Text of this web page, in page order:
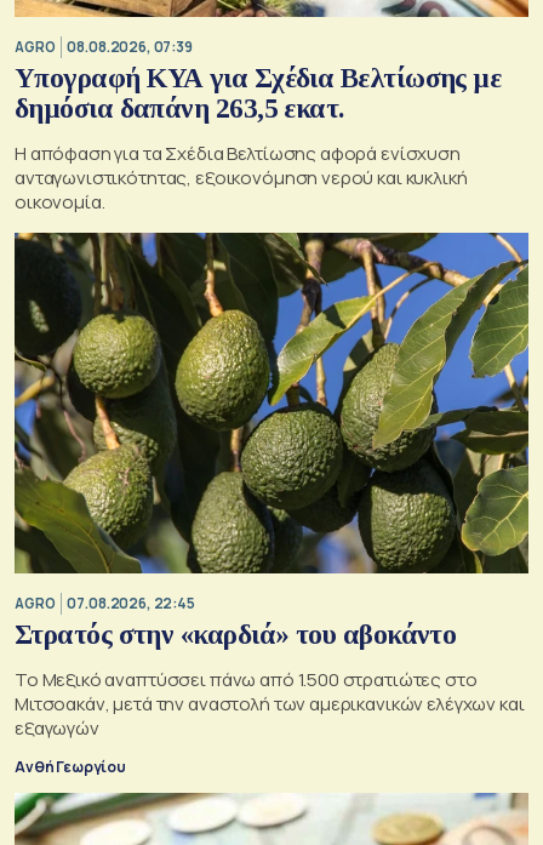
AGRO 08.08.2026, 07:39
Υπογραφή ΚΥΑ για Σχέδια Βελτίωσης με
δημόσια δαπάνη 263,5 εκατ.
Η απόφαση για τα Σχέδια Βελτίωσης αφορά ενίσχυση
ανταγωνιστικότητας, εξοικονόμηση νερού και κυκλική
οικονομία.
AGRO 07.08.2026, 22:45
Στρατός στην «καρδιά» του αβοκάντο
Το Μεξικό αναπτύσσει πάνω από 1.500 στρατιώτες στο
Μιτσοακάν, μετά την αναστολή των αμερικανικών ελέγχων και
εξαγωγών
Ανθή Γεωργίου